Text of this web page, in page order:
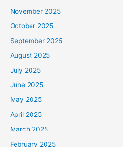
November 2025
October 2025
September 2025
August 2025
July 2025
June 2025
May 2025
April 2025
March 2025
February 2025